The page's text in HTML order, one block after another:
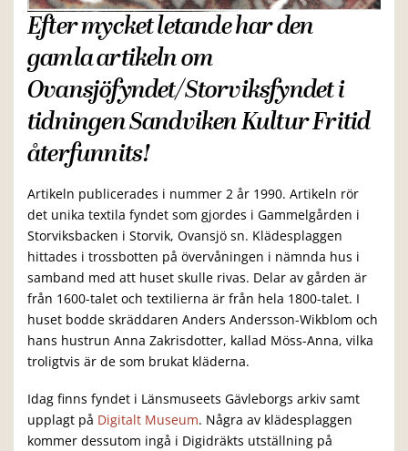
Efter mycket letande har den
gamla artikeln om
Ovansjöfyndet/Storviksfyndet i
tidningenSandviken Kultur Fritid
återfunnits!
Artikeln publicerades i nummer 2 år 1990. Artikeln rör
det unika textila fyndet som gjordes i Gammelgården i
Storviksbacken i Storvik, Ovansjö sn. Klädesplaggen
hittades i trossbotten på övervåningen i nämnda hus i
samband med att huset skulle rivas. Delar av gården är
från 1600-talet och textilierna är från hela 1800-talet. I
huset bodde skräddaren Anders Andersson-Wikblom och
hans hustrun Anna Zakrisdotter, kallad Möss-Anna, vilka
troligtvis är de som brukat kläderna.
Idag finns fyndet i Länsmuseets Gävleborgs arkiv samt
upplagt på Digitalt Museum. Några av klädesplaggen
kommer dessutom ingå i Digidräkts utställning på